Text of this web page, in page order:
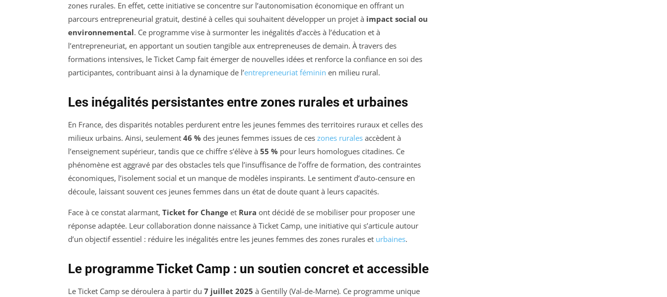
zones rurales. En effet, cette initiative se concentre sur l’autonomisation économique en offrant un
parcours entrepreneurial gratuit, destiné à celles qui souhaitent développer un projet à impact social ou
environnemental. Ce programme vise à surmonter les inégalités d’accès à l’éducation et à
l’entrepreneuriat, en apportant un soutien tangible aux entrepreneuses de demain. À travers des
formations intensives, le Ticket Camp fait émerger de nouvelles idées et renforce la confiance en soi des
participantes, contribuant ainsi à la dynamique de l’entrepreneuriat féminin en milieu rural.
Les inégalités persistantes entre zones rurales et urbaines
En France, des disparités notables perdurent entre les jeunes femmes des territoires ruraux et celles des
milieux urbains. Ainsi, seulement 46 % des jeunes femmes issues de ces zones rurales accèdent à
l’enseignement supérieur, tandis que ce chiffre s’élève à 55 % pour leurs homologues citadines. Ce
phénomène est aggravé par des obstacles tels que l’insuffisance de l’offre de formation, des contraintes
économiques, l’isolement social et un manque de modèles inspirants. Le sentiment d’auto-censure en
découle, laissant souvent ces jeunes femmes dans un état de doute quant à leurs capacités.
Face à ce constat alarmant, Ticket for Change et Rura ont décidé de se mobiliser pour proposer une
réponse adaptée. Leur collaboration donne naissance à Ticket Camp, une initiative qui s’articule autour
d’un objectif essentiel : réduire les inégalités entre les jeunes femmes des zones rurales et urbaines.
Le programme Ticket Camp : un soutien concret et accessible
Le Ticket Camp se déroulera à partir du 7 juillet 2025 à Gentilly (Val-de-Marne). Ce programme unique